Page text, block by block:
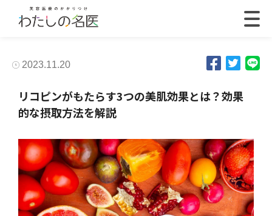
2023.11.20
リコピンがもたらす3つの美肌効果とは？効果
的な摂取方法を解説